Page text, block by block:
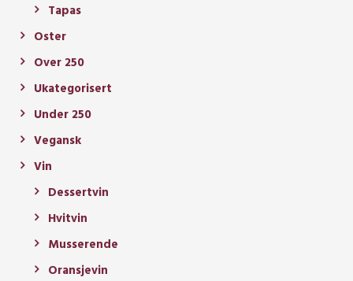
Tapas
Oster
Over 250
Ukategorisert
Under 250
Vegansk
Vin
Dessertvin
Hvitvin
Musserende
Oransjevin